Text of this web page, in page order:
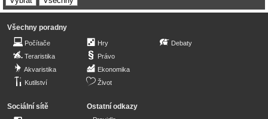
Všechny poradny
Počítače
Teraristika
Akvaristika
Kutilství
Hry
Právo
Ekonomika
Život
Debaty
Sociální sítě Ostatní odkazy